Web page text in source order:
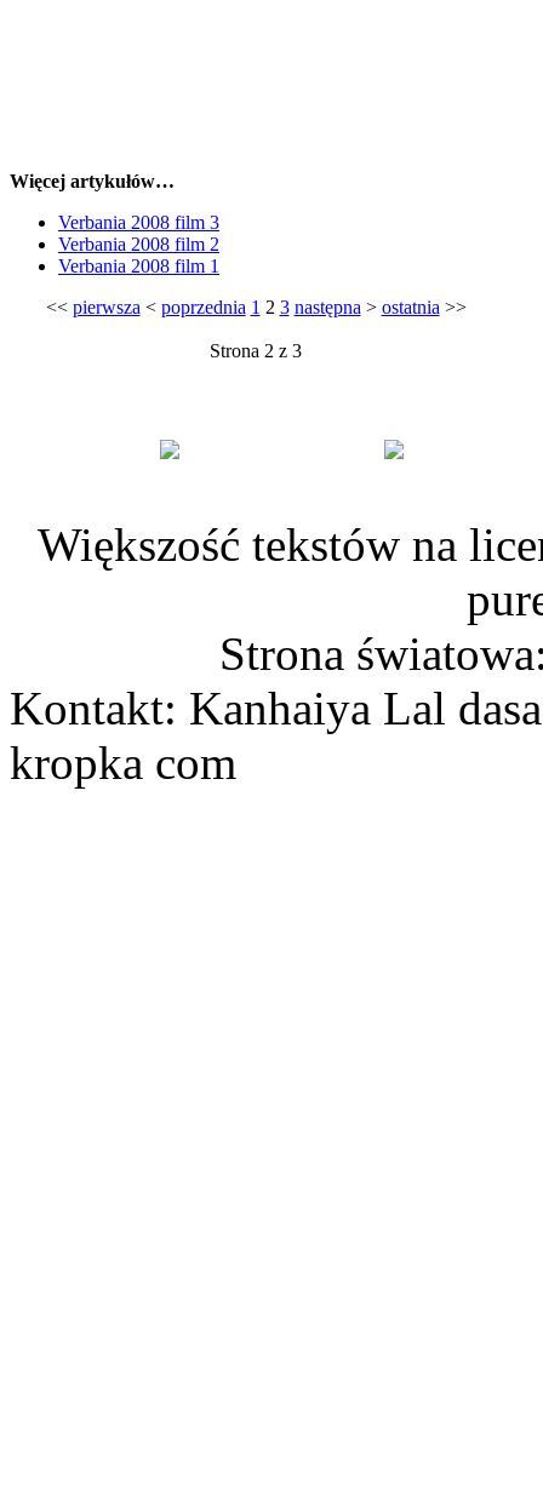
Więcej artykułów…
Verbania 2008 film 3
Verbania 2008 film 2
Verbania 2008 film 1
<< pierwsza < poprzednia 1 2 3 następna > ostatnia >>
Strona 2 z 3
Większość tekstów na
Strona
Kontakt: Kanhaiya Lal
kropka com